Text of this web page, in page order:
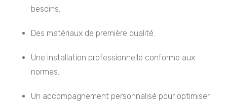
besoins.
Des matériaux de première qualité.
Une installation professionnelle conforme aux
normes.
Un accompagnement personnalisé pour optimiser